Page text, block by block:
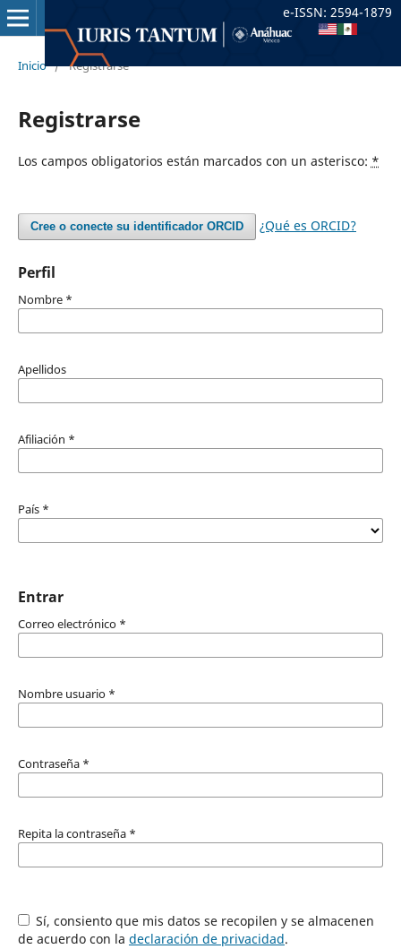
Inicio / Registrarse
Registrarse
Los campos obligatorios están marcados con un asterisco: *
Cree o conecte su identificador ORCID ¿Qué es ORCID?
Perfil
Nombre *
Apellidos
Afiliación *
País *
Entrar
Correo electrónico *
Nombre usuario *
Contraseña *
Repita la contraseña *
Sí, consiento que mis datos se recopilen y se almacenen
de acuerdo con la declaración de privacidad.
e-ISSN: 2594-1879